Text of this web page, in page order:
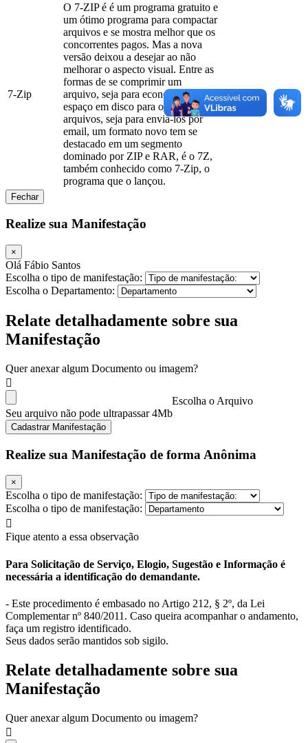
7-Zip
O 7-ZIP é é um programa gratuito e
um ótimo programa para compactar
arquivos e se mostra melhor que os
concorrentes pagos. Mas a nova
versão deixou a desejar ao não
melhorar o aspecto visual. Entre as
formas de se comprimir um
arquivo, seja para economizar
espaço em disco para outros
arquivos, seja para enviá-los por
email, um formato novo tem se
destacado em um segmento
dominado por ZIP e RAR, é o 7Z,
também conhecido como 7-Zip, o
programa que o lançou.
1,09 MB
Fechar
Realize sua Manifestação
×
Olá Fábio Santos
Escolha o tipo de manifestação:
Escolha o Departamento:
Relate detalhadamente sobre sua
Manifestação
Quer anexar algum Documento ou imagem?
Escolha o Arquivo
Seu arquivo não pode ultrapassar 4Mb
Cadastrar Manifestação
Realize sua Manifestação de forma Anônima
×
Escolha o tipo de manifestação:
Escolha o tipo de manifestação:
Fique atento a essa observação
Para Solicitação de Serviço, Elogio, Sugestão e Informação é
necessária a identificação do demandante.
- Este procedimento é embasado no Artigo 212, § 2º, da Lei
Complementar nº 840/2011. Caso queira acompanhar o andamento,
faça um registro identificado.
Seus dados serão mantidos sob sigilo.
Relate detalhadamente sobre sua
Manifestação
Quer anexar algum Documento ou imagem?